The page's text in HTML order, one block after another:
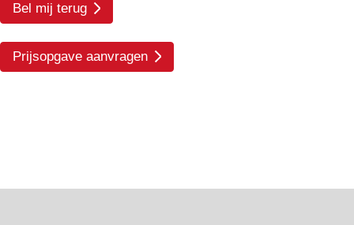
Bel mij terug
Prijsopgave aanvragen